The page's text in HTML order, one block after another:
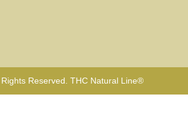
Reserved. THC Natural Line®